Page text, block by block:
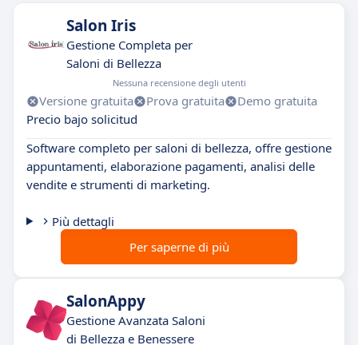
Salon Iris
Gestione Completa per
Saloni di Bellezza
Nessuna recensione degli utenti
Versione gratuita Prova gratuita
Demo gratuita
Precio bajo solicitud
Software completo per saloni di bellezza, offre gestione
appuntamenti, elaborazione pagamenti, analisi delle
vendite e strumenti di marketing.
Più dettagli
Per saperne di più
SalonAppy
Gestione Avanzata Saloni
di Bellezza e Benessere